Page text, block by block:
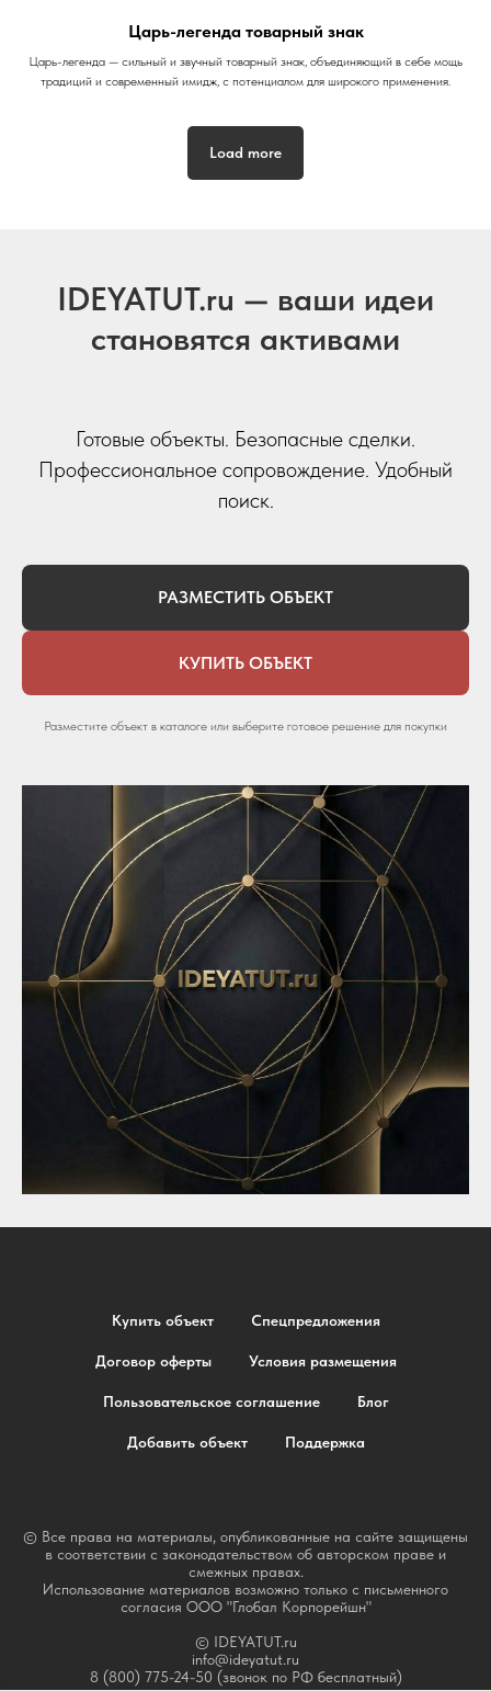
Царь-легенда товарный знак
Царь-легенда — сильный и звучный товарный знак, объединяющий в себе мощь
традиций и современный имидж, с потенциалом для широкого применения.
Load more
IDEYATUT.ru — ваши идеи
становятся активами
Готовые объекты. Безопасные сделки.
Профессиональное сопровождение. Удобный
поиск.
РАЗМЕСТИТЬ ОБЪЕКТ
КУПИТЬ ОБЪЕКТ
Разместите объект в каталоге или выберите готовое решение для покупки
Купить объект Спецпредложения
Договор оферты Условия размещения
Пользовательское соглашение Блог
Добавить объект Поддержка
© Все права на материалы, опубликованные на сайте защищены
в соответствии с законодательством об авторском праве и
смежных правах.
Использование материалов возможно только с письменного
согласия ООО "Глобал Корпорейшн"
© IDEYATUT.ru
info@ideyatut.ru
8 (800) 775-24-50 (звонок по РФ бесплатный)